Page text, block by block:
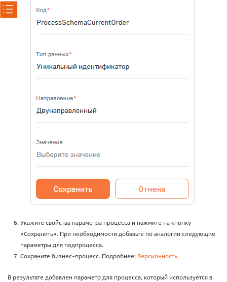
Укажите свойства параметра процесса и нажмите на кнопку
«Сохранить». При необходимости добавьте по аналогии следующие
параметры для подпроцесса.
Сохраните бизнес-процесс. Подробнее: Версионность.
В результате добавлен параметр для процесса, который используется в